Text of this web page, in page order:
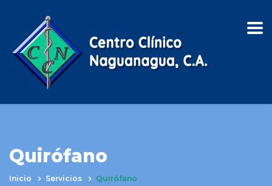
Quirófano
Inicio Servicios Quirófano